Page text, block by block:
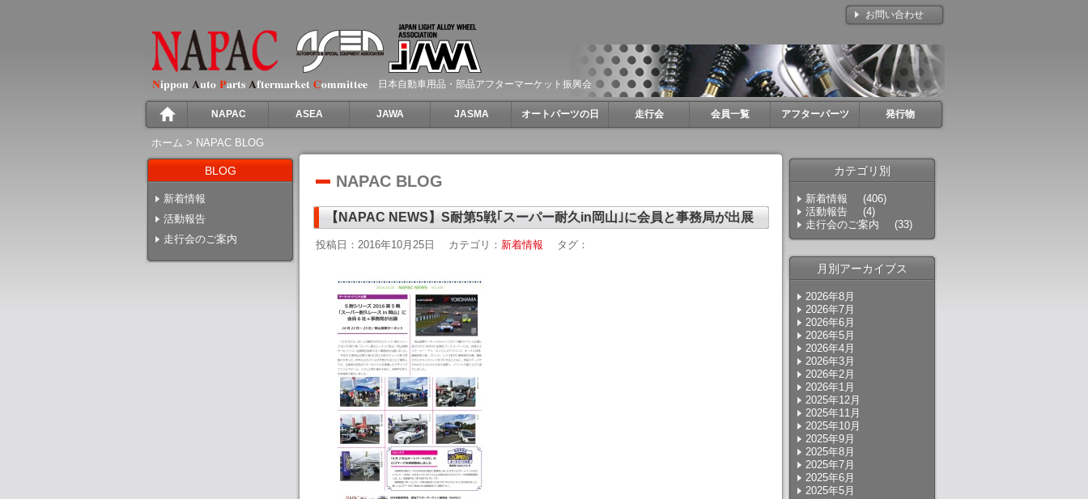
日本自動車用品・部品アフターマーケット振興会
お問い合わせ
NAPAC ASEA JAWA JASMA オートパーツの日 走行会 会員一覧 アフターパーツ 発行物
ホーム > NAPAC BLOG
BLOG
新着情報
活動報告
走行会のご案内
NAPAC BLOG
【NAPAC NEWS】S耐第5戦｢スーパー耐久in岡山｣に会員と事務局が出展
投稿日：2016年10月25日 カテゴリ： 新着情報 タグ：
カテゴリ別
新着情報
(406)
活動報告
(4)
走行会のご案内
(33)
月別アーカイブス
2026年8月
2026年7月
2026年6月
2026年5月
2026年4月
2026年3月
2026年2月
2026年1月
2025年12月
2025年11月
2025年10月
2025年9月
2025年8月
2025年7月
2025年6月
2025年5月